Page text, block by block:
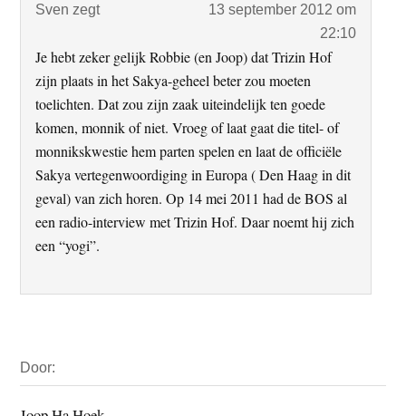
Sven zegt
13 september 2012 om
22:10
Je hebt zeker gelijk Robbie (en Joop) dat Trizin Hof
zijn plaats in het Sakya-geheel beter zou moeten
toelichten. Dat zou zijn zaak uiteindelijk ten goede
komen, monnik of niet. Vroeg of laat gaat die titel- of
monnikskwestie hem parten spelen en laat de officiële
Sakya vertegenwoordiging in Europa ( Den Haag in dit
geval) van zich horen. Op 14 mei 2011 had de BOS al
een radio-interview met Trizin Hof. Daar noemt hij zich
een “yogi”.
Sidebar
Door: